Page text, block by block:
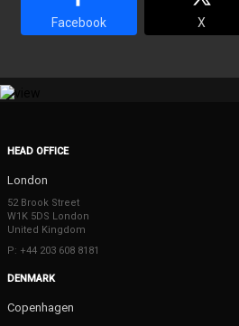
Facebook X
HEAD OFFICE
London
52 Brook Street
W1K 5DS London
United Kingdom
P: +44 203 608 8181
DENMARK
Copenhagen